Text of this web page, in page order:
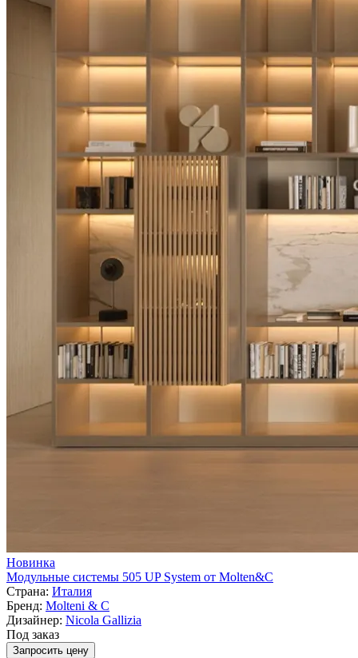
Новинка
Модульные системы 505 UP System от Molten&C
Страна: Италия
Бренд: Molteni & C
Дизайнер: Nicola Gallizia
Под заказ
Запросить цену